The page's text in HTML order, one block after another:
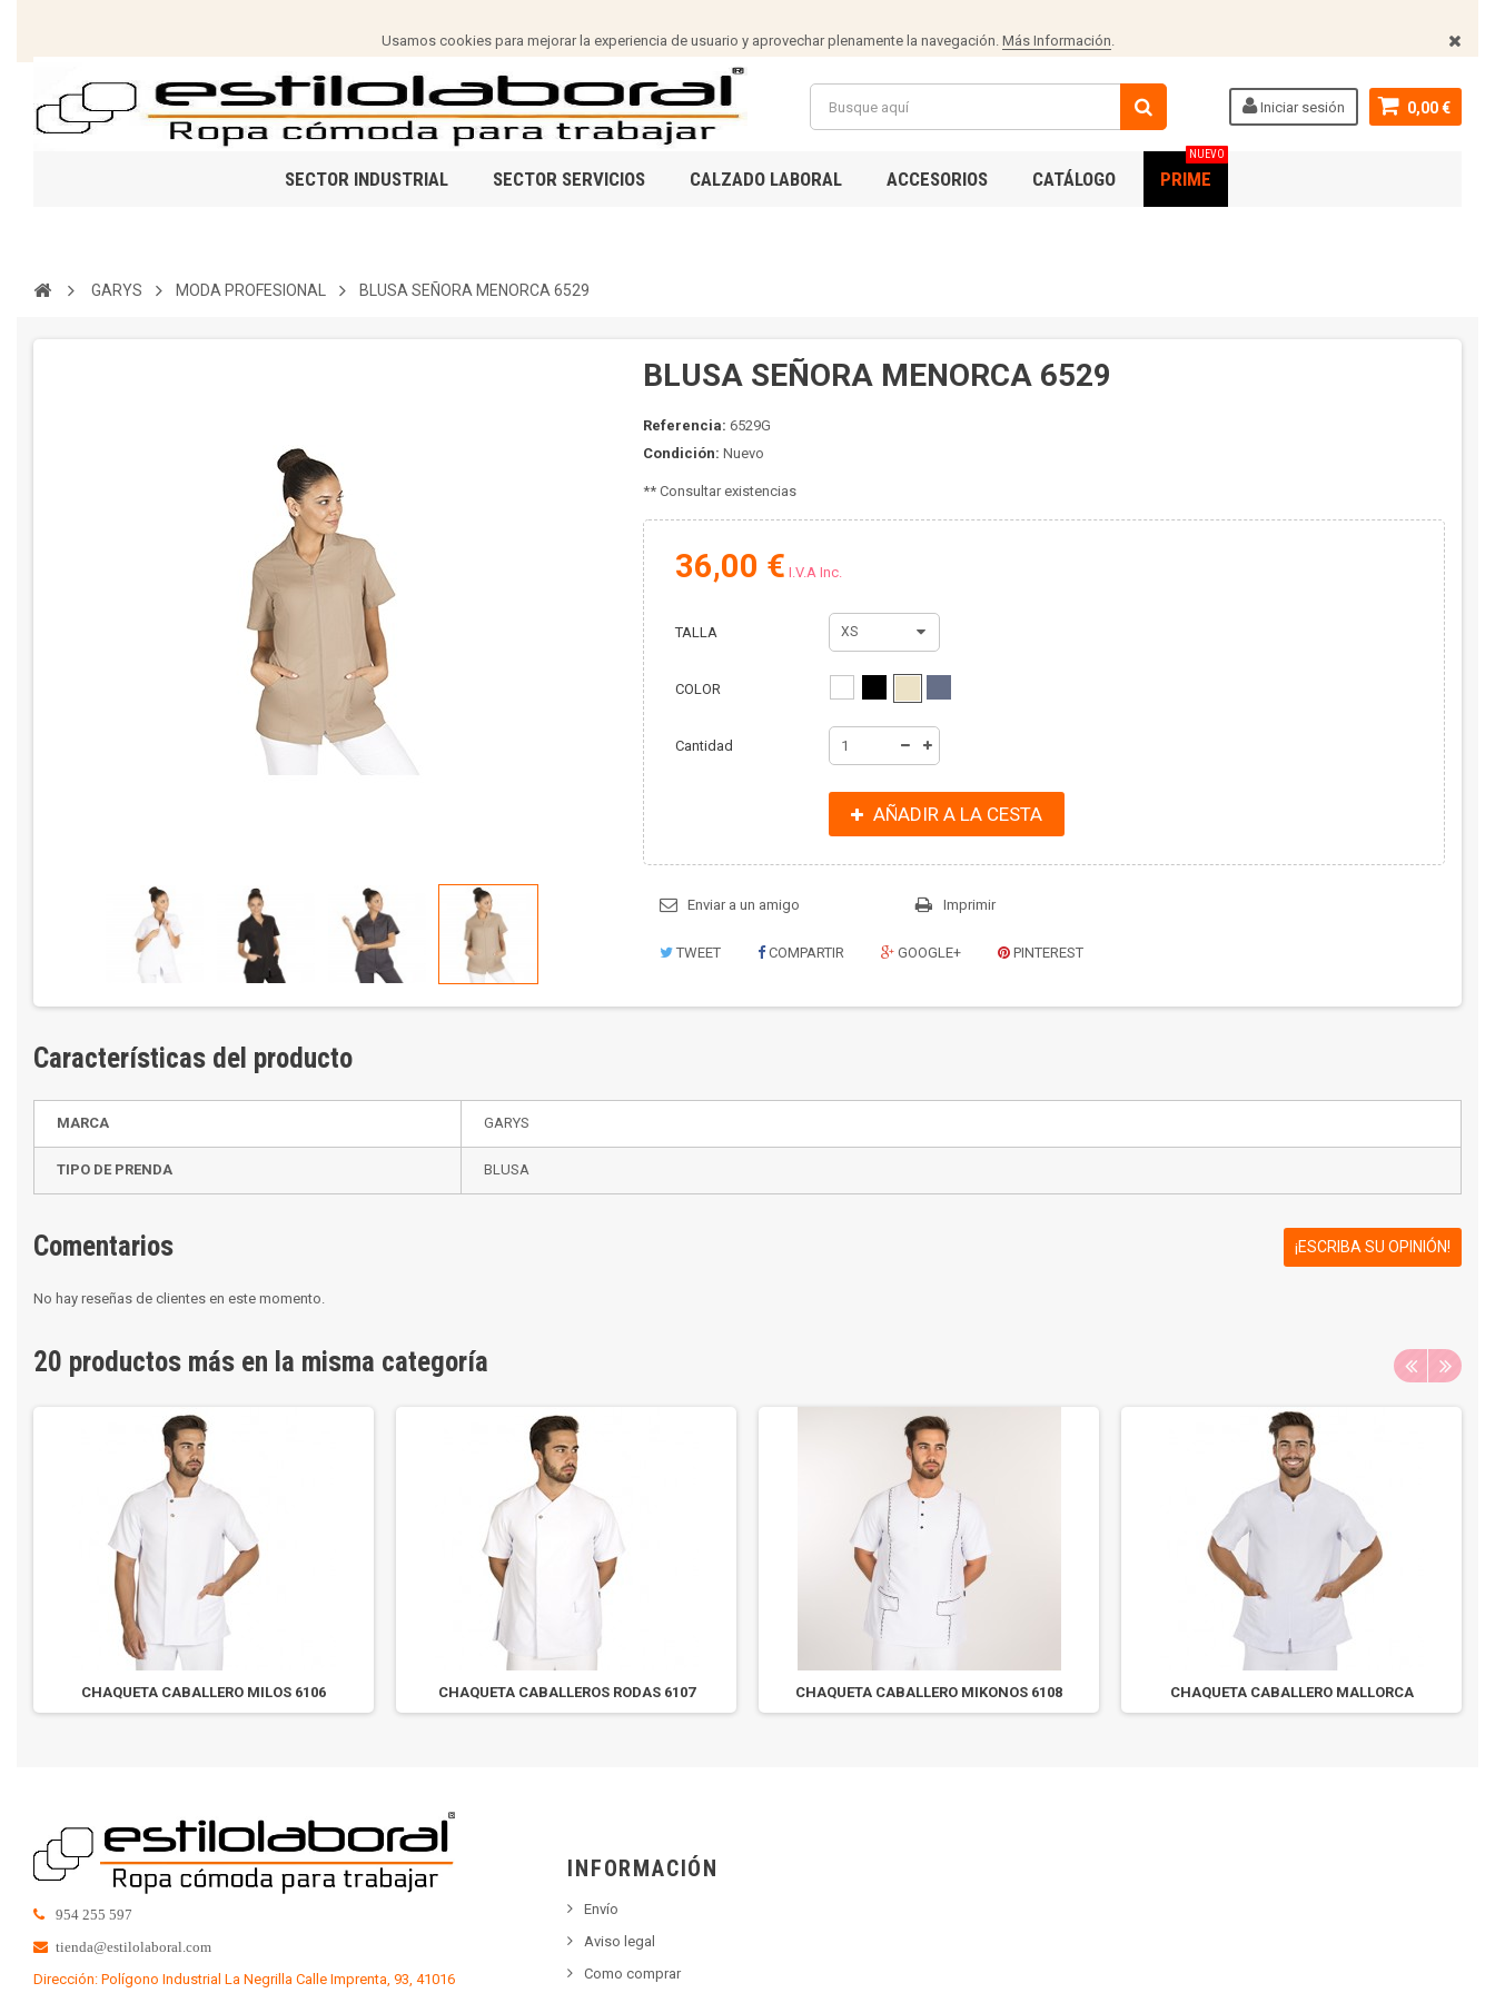
Usamos cookies para mejorar la experiencia de usuario y aprovechar plenamente la navegación. Más Información.
0,00 €
Iniciar sesión
SECTOR INDUSTRIAL SECTOR SERVICIOS CALZADO LABORAL ACCESORIOS CATÁLOGO PRIME
NUEVO
GARYS MODA PROFESIONAL BLUSA SEÑORA MENORCA 6529
BLUSA SEÑORA MENORCA 6529
Referencia: 6529G
Condición: Nuevo
** Consultar existencias
36,00 € I.V.A Inc.
TALLA XS
COLOR
Cantidad
AÑADIR A LA CESTA
Enviar a un amigo Imprimir
TWEET COMPARTIR GOOGLE+ PINTEREST
Características del producto
MARCA GARYS
TIPO DE PRENDA BLUSA
Comentarios ¡ESCRIBA SU OPINIÓN!
No hay reseñas de clientes en este momento.
20 productos más en la misma categoría
CHAQUETA CABALLERO MILOS 6106 CHAQUETA CABALLEROS RODAS 6107 CHAQUETA CABALLERO MIKONOS 6108 CHAQUETA CABALLERO MALLORCA
954 255 597
tienda@estilolaboral.com
Dirección: Polígono Industrial La Negrilla Calle Imprenta, 93, 41016
INFORMACIÓN
Envío
Aviso legal
Como comprar